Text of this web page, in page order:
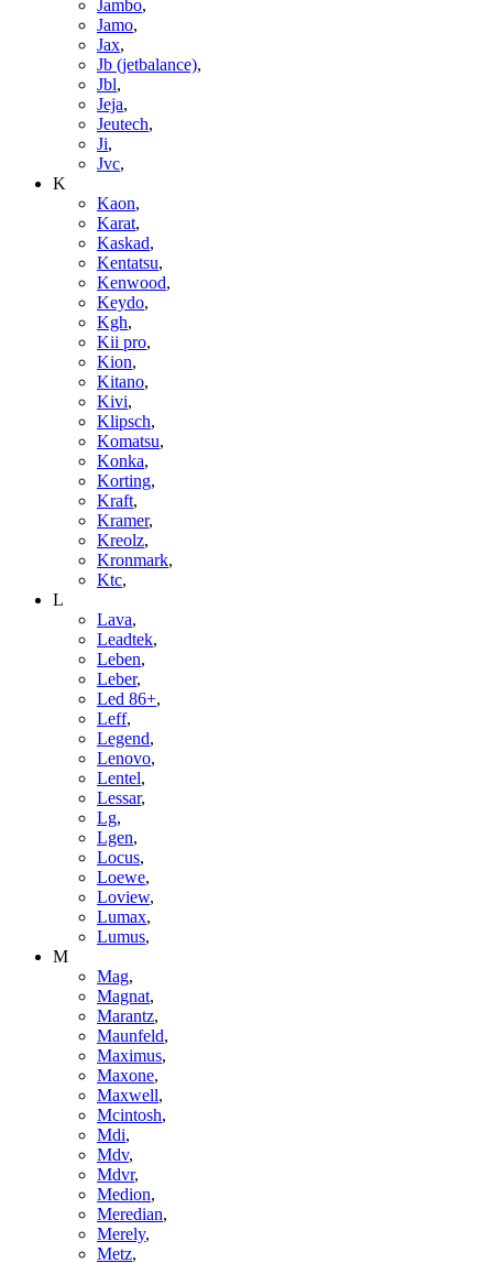
Jambo,
Jamo,
Jax,
Jb (jetbalance),
Jbl,
Jeja,
Jeutech,
Ji,
Jvc,
K
Kaon,
Karat,
Kaskad,
Kentatsu,
Kenwood,
Keydo,
Kgh,
Kii pro,
Kion,
Kitano,
Kivi,
Klipsch,
Komatsu,
Konka,
Korting,
Kraft,
Kramer,
Kreolz,
Kronmark,
Ktc,
L
Lava,
Leadtek,
Leben,
Leber,
Led 86+,
Leff,
Legend,
Lenovo,
Lentel,
Lessar,
Lg,
Lgen,
Locus,
Loewe,
Loview,
Lumax,
Lumus,
M
Mag,
Magnat,
Marantz,
Maunfeld,
Maximus,
Maxone,
Maxwell,
Mcintosh,
Mdi,
Mdv,
Mdvr,
Medion,
Meredian,
Merely,
Metz,